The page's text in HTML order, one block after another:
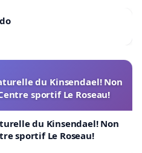
du Kinsendael! Non
sportif Le Roseau!
du Kinsendael! Non
sportif Le Roseau!